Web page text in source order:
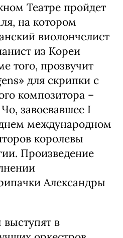
Театре пройдет
на котором
виолончелист
из Кореи
того, прозвучит
для скрипки с
композитора –
завоевавшее I
международном
королевы
Произведение
Александры
в